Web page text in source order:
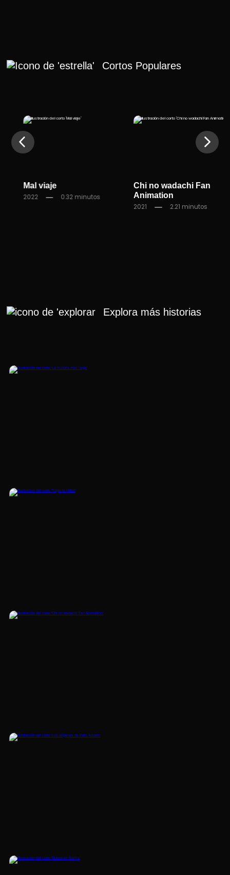
Cortos Populares
Mal viaje
0.32 minutos
Chi no wadachi Fan
Animation
2.21 minutos
Explora más historias